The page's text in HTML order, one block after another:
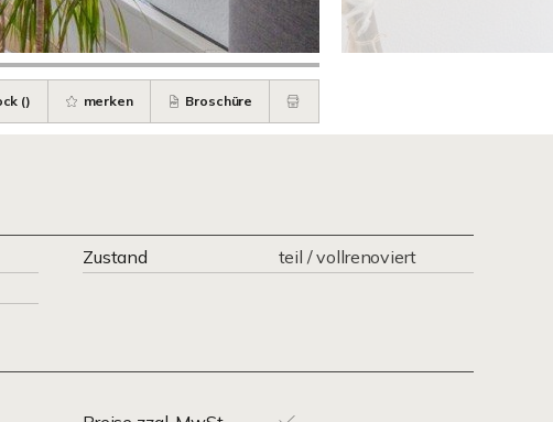
() merken Broschüre
Zustand
teil / vollrenoviert